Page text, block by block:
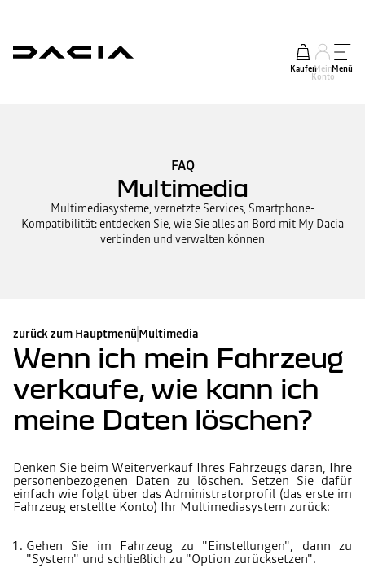
KaufenMein
Konto
Menü
FAQ
Multimedia
Multimediasysteme, vernetzte Services, Smartphone-
Kompatibilität: entdecken Sie, wie Sie alles an Bord mit My Dacia
verbinden und verwalten können
zurück zum Hauptmenü Multimedia
Wenn ich mein Fahrzeug
verkaufe, wie kann ich
meine Daten löschen?
Denken Sie beim Weiterverkauf Ihres Fahrzeugs daran, Ihre
personenbezogenen Daten zu löschen. Setzen Sie dafür
einfach wie folgt über das Administratorprofil (das erste im
Fahrzeug erstellte Konto) Ihr Multimediasystem zurück:
Gehen Sie im Fahrzeug zu "Einstellungen", dann zu
"System" und schließlich zu "Option zurücksetzen".